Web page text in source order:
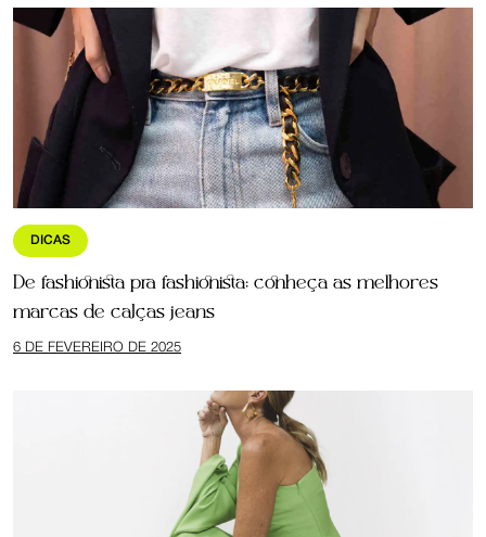
DICAS
De fashionista pra fashionista: conheça as melhores
marcas de calças jeans
6 DE FEVEREIRO DE 2025